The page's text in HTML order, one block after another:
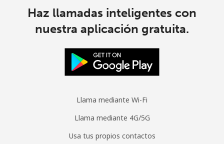
Haz llamadas inteligentes con
nuestra aplicación gratuita.
Llama mediante Wi-Fi
Llama mediante 4G/5G
Usa tus propios contactos